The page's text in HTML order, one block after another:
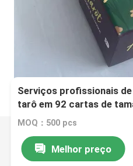
Serviços profissionais
tarô em 92 cartas de
MOQ：500 pcs
Melhor preço